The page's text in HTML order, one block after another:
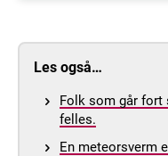
Les også…
Folk som går fort
felles.
En meteorsverm